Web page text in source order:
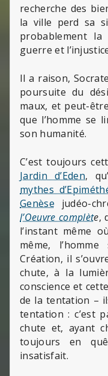
recherche des
la ville perd sa
probablement
guerre et
Il a raison,
poursuite du
maux, et peut-
que l’homme se
son humanité.
C’est toujours
Jardin d’Eden,
mythes
Genèse judéo-
l’Oeuvre complète,
l’instant même
même,
Création, il
chute, à la
conscience et
de la tentation –
tentation : c’est
chute et, ayant
toujours en
insatisfait.